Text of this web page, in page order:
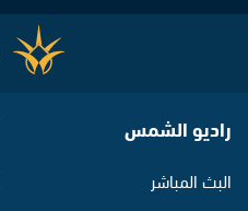
راديو الشمس
البث المباشر